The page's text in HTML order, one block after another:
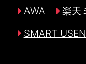
AWA
楽天
SMART USEN